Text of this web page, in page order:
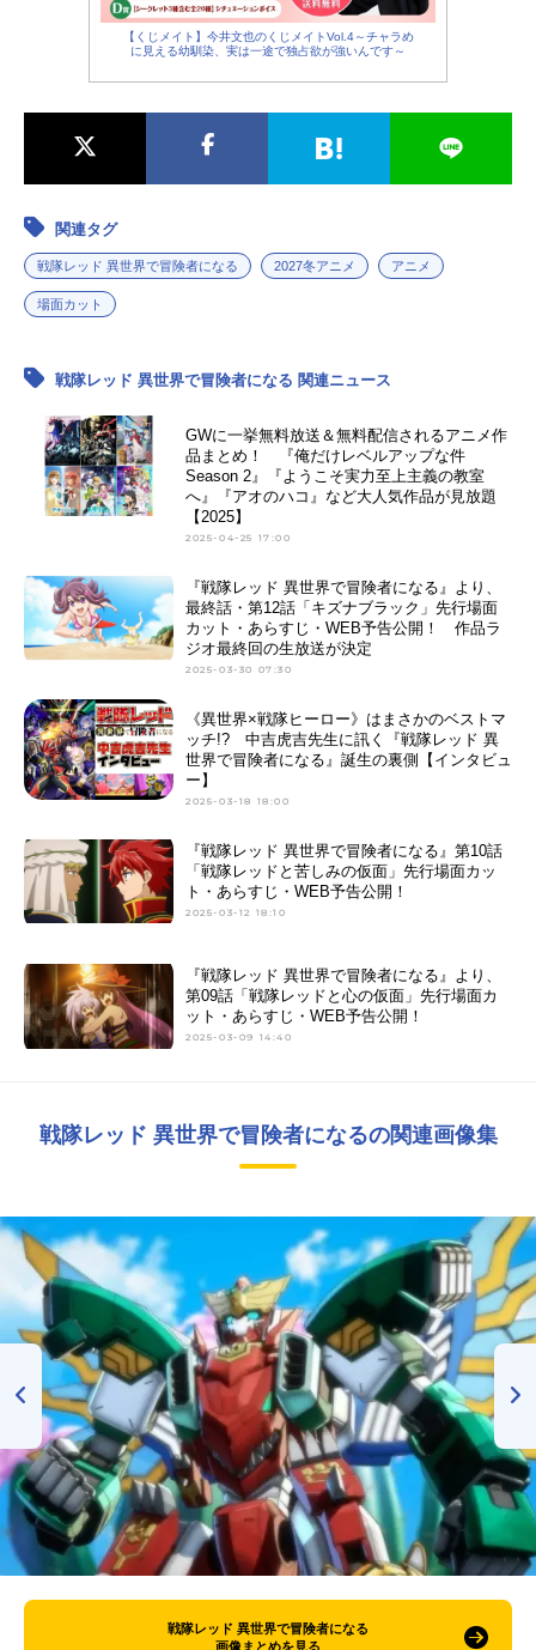
【くじメイト】今井文也のくじメイトVol.4～チャラめ
に見える幼馴染、実は一途で独占欲が強いんです～
関連タグ
戦隊レッド 異世界で冒険者になる 2027冬アニメ アニメ
場面カット
戦隊レッド 異世界で冒険者になる 関連ニュース
GWに一挙無料放送＆無料配信されるアニメ作
品まとめ！ 『俺だけレベルアップな件
Season 2』『ようこそ実力至上主義の教室
へ』『アオのハコ』など大人気作品が見放題
【2025】
2025-04-25 17:00
『戦隊レッド 異世界で冒険者になる』より、
最終話・第12話「キズナブラック」先行場面
カット・あらすじ・WEB予告公開！ 作品ラ
ジオ最終回の生放送が決定
2025-03-30 07:30
《異世界×戦隊ヒーロー》はまさかのベストマ
ッチ!? 中吉虎吉先生に訊く『戦隊レッド 異
世界で冒険者になる』誕生の裏側【インタビュ
ー】
2025-03-18 18:00
『戦隊レッド 異世界で冒険者になる』第10話
「戦隊レッドと苦しみの仮面」先行場面カッ
ト・あらすじ・WEB予告公開！
2025-03-12 18:10
『戦隊レッド 異世界で冒険者になる』より、
第09話「戦隊レッドと心の仮面」先行場面カ
ット・あらすじ・WEB予告公開！
2025-03-09 14:40
戦隊レッド 異世界で冒険者になるの関連画像集
戦隊レッド 異世界で冒険者になる
画像まとめを見る